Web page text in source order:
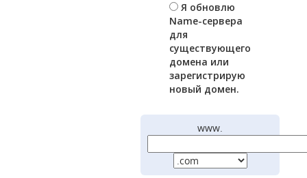
Я обновлю
Name-сервера
для
существующего
домена или
зарегистрирую
новый домен.
www.